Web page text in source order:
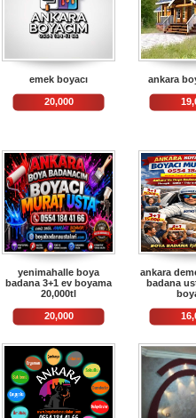
emek boyacı
20,000
ankara
yenimahalle boya
badana 3+1 ev boyama
20,000tl
20,000
ankara
badana